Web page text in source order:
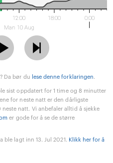
12:00
Man 10 Aug
18:00 0:00
Da bør du lese denne forklaringen.
sist oppdatert for 1 time og 8 minutter
for neste natt er den dårligste
natt. Vi anbefaler alltid å sjekke
er gode for å se de større
ble lagt inn 13. Jul 2021. Klikk her for å